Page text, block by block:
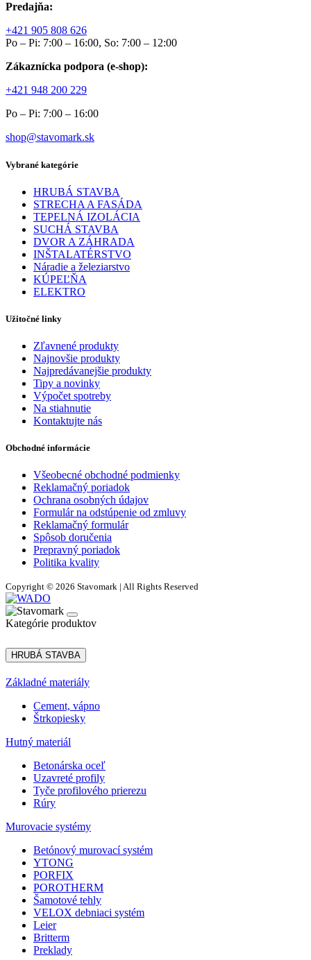
Predajňa:
+421 905 808 626
Po – Pi: 7:00 – 16:00, So: 7:00 – 12:00
Zákaznícka podpora (e-shop):
+421 948 200 229
Po – Pi: 7:00 – 16:00
shop@stavomark.sk
Vybrané kategórie
HRUBÁ STAVBA
STRECHA A FASÁDA
TEPELNÁ IZOLÁCIA
SUCHÁ STAVBA
DVOR A ZÁHRADA
INŠTALATÉRSTVO
Náradie a železiarstvo
KÚPEĽŇA
ELEKTRO
Užitočné linky
Zľavnené produkty
Najnovšie produkty
Najpredávanejšie produkty
Tipy a novinky
Výpočet spotreby
Na stiahnutie
Kontaktujte nás
Obchodné informácie
Všeobecné obchodné podmienky
Reklamačný poriadok
Ochrana osobných údajov
Formulár na odstúpenie od zmluvy
Reklamačný formulár
Spôsob doručenia
Prepravný poriadok
Politika kvality
Copyright © 2026 Stavomark | All Rights Reserved
Kategórie produktov
HRUBÁ STAVBA
Základné materiály
Cement, vápno
Štrkopiesky
Hutný materiál
Betonárska oceľ
Uzavreté profily
Tyče profilového prierezu
Rúry
Murovacie systémy
Betónový murovací systém
YTONG
PORFIX
POROTHERM
Šamotové tehly
VELOX debniaci systém
Leier
Britterm
Preklady